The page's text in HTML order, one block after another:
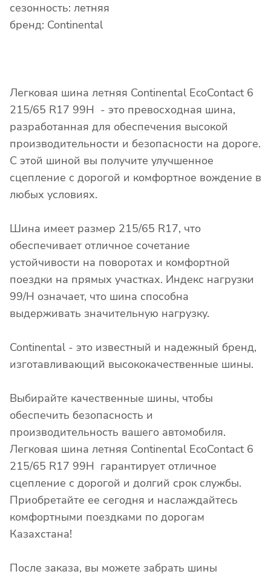
сезонность: летняя
бренд: Continental
Легковая шина летняя Continental EcoContact 6
215/65 R17 99H - это превосходная шина,
разработанная для обеспечения высокой
производительности и безопасности на дороге.
С этой шиной вы получите улучшенное
сцепление с дорогой и комфортное вождение в
любых условиях.
Шина имеет размер 215/65 R17, что
обеспечивает отличное сочетание
устойчивости на поворотах и комфортной
поездки на прямых участках. Индекс нагрузки
99/H означает, что шина способна
выдерживать значительную нагрузку.
Continental - это известный и надежный бренд,
изготавливающий высококачественные шины.
Выбирайте качественные шины, чтобы
обеспечить безопасность и
производительность вашего автомобиля.
Легковая шина летняя Continental EcoContact 6
215/65 R17 99H гарантирует отличное
сцепление с дорогой и долгий срок службы.
Приобретайте ее сегодня и наслаждайтесь
комфортными поездками по дорогам
Казахстана!
После заказа, вы можете забрать шины